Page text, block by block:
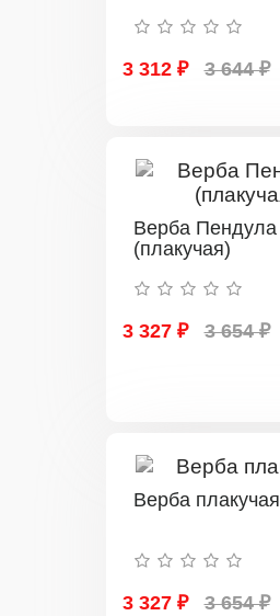
3 312 ₽ 3 644 ₽
Верба Пендула
(плакучая)
3 327 ₽ 3 654 ₽
Верба плакучая
3 327 ₽ 3 654 ₽